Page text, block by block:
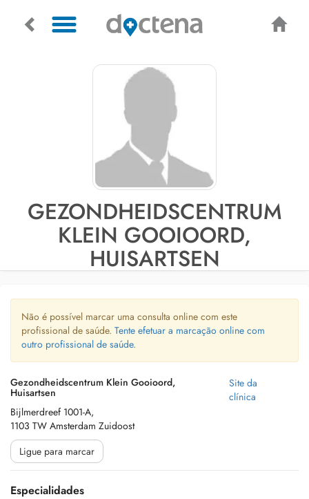
GEZONDHEIDSCENTRUM
KLEIN GOOIOORD,
HUISARTSEN
Não é possível marcar uma consulta online com este
profissional de saúde. Tente efetuar a marcação online com
outro profissional de saúde.
Gezondheidscentrum Klein Gooioord,
Huisartsen
Bijlmerdreef 1001-A,
1103 TW Amsterdam Zuidoost
Site da
clínica
Ligue para marcar
Especialidades